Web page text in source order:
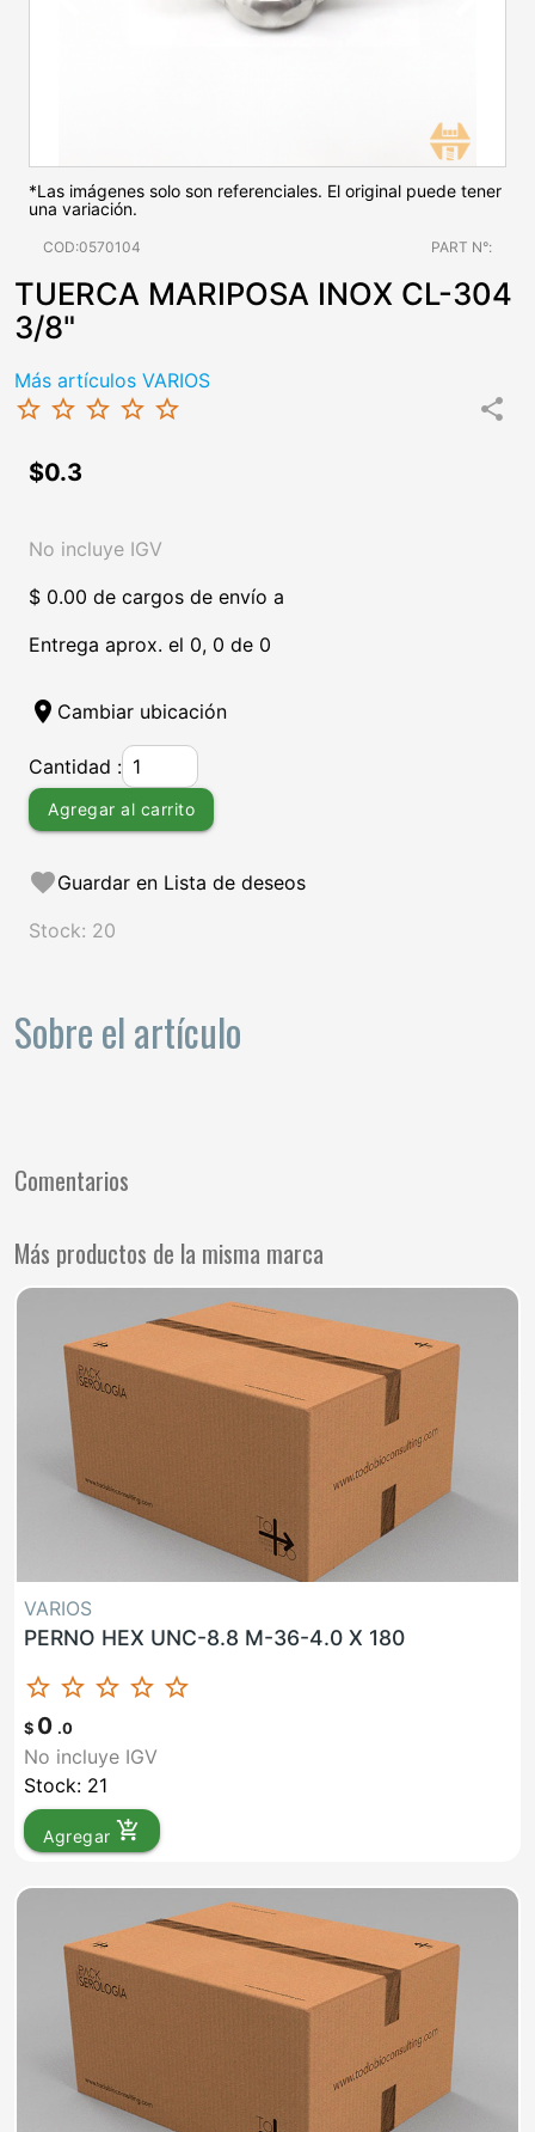
*Las imágenes solo son referenciales. El original puede tener
una variación.
COD:0570104 PART N°:
TUERCA MARIPOSA INOX CL-304
3/8"
Más artículos VARIOS
star_border star_border star_border star_border star_border share
$0.3
No incluye IGV
$ 0.00 de cargos de envío a
Entrega aprox. el 0, 0 de 0
location_on Cambiar ubicación
Cantidad :
Agregar al carrito
favoriteGuardar en Lista de deseos
Stock: 20
Sobre el artículo
Comentarios
Más productos de la misma marca
VARIOS
PERNO HEX UNC-8.8 M-36-4.0 X 180
star_border star_border star_border star_border star_border
$ 0 .0
No incluye IGV
Stock: 21
Agregar add_shopping_cart